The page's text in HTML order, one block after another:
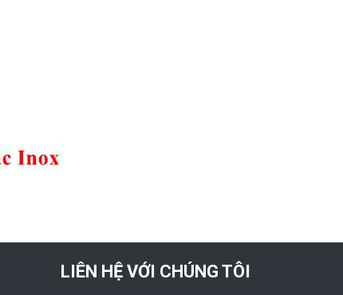
LIÊN HỆ VỚI CHÚNG TÔI